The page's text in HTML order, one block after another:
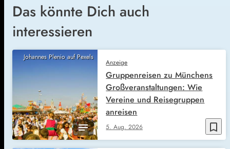
Das könnte Dich auch
interessieren
Johannes Plenio auf Pexels
bookmark_border
Anzeige
5. Aug. 2026
Gruppenreisen zu Münchens
Großveranstaltungen: Wie
Vereine und Reisegruppen
anreisen